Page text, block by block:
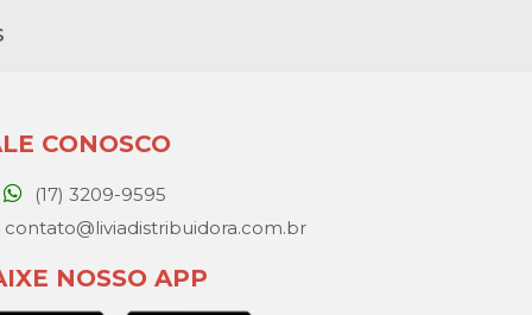
CONOSCO
(17) 3209-9595
contato@liviadistribuidora.com.br
NOSSO APP